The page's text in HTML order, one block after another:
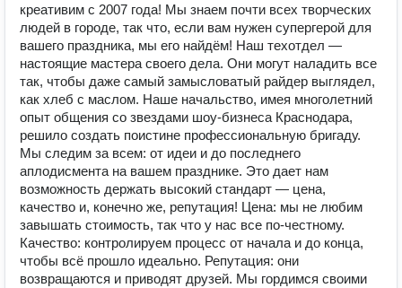
креативим с 2007 года! Мы знаем почти всех творческих
людей в городе, так что, если вам нужен супергерой для
вашего праздника, мы его найдём! Наш техотдел —
настоящие мастера своего дела. Они могут наладить все
так, чтобы даже самый замысловатый райдер выглядел,
как хлеб с маслом. Наше начальство, имея многолетний
опыт общения со звездами шоу-бизнеса Краснодара,
решило создать поистине профессиональную бригаду.
Мы следим за всем: от идеи и до последнего
аплодисмента на вашем празднике. Это дает нам
возможность держать высокий стандарт — цена,
качество и, конечно же, репутация! Цена: мы не любим
завышать стоимость, так что у нас все по-честному.
Качество: контролируем процесс от начала и до конца,
чтобы всё прошло идеально. Репутация: они
возвращаются и приводят друзей. Мы гордимся своими